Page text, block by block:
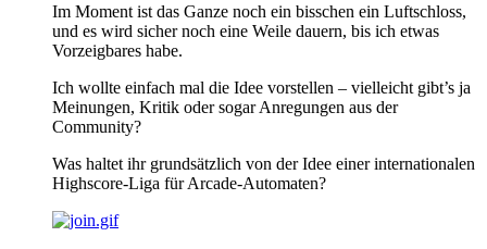
Im Moment ist das Ganze noch ein bisschen ein Luftschloss,
und es wird sicher noch eine Weile dauern, bis ich etwas
Vorzeigbares habe.
Ich wollte einfach mal die Idee vorstellen – vielleicht gibt’s ja
Meinungen, Kritik oder sogar Anregungen aus der
Community?
Was haltet ihr grundsätzlich von der Idee einer internationalen
Highscore-Liga für Arcade-Automaten?